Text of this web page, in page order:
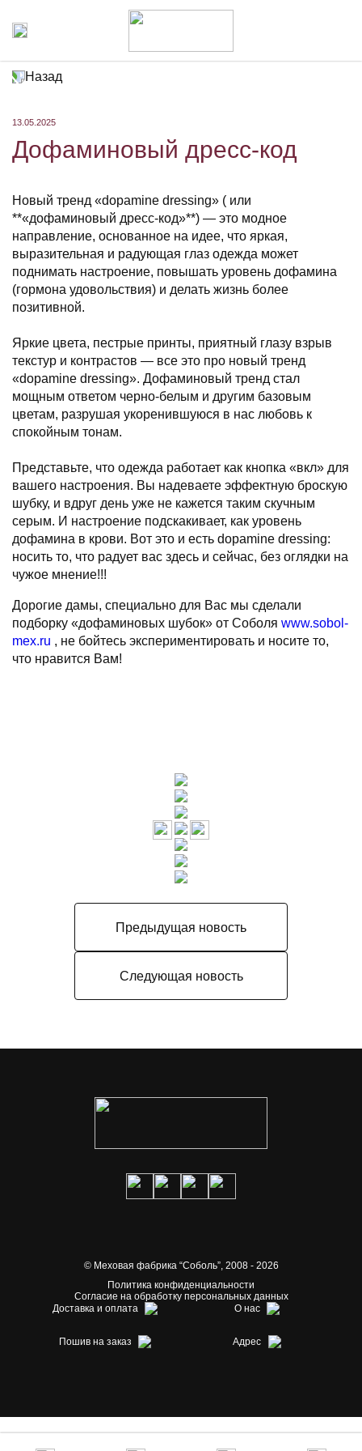
Назад
13.05.2025
Дофаминовый дресс-код
Новый тренд «dopamine dressing» ( или
**«дофаминовый дресс-код»**) — это модное
направление, основанное на идее, что яркая,
выразительная и радующая глаз одежда может
поднимать настроение, повышать уровень дофамина
(гормона удовольствия) и делать жизнь более
позитивной.
Яркие цвета, пестрые принты, приятный глазу взрыв
текстур и контрастов — все это про новый тренд
«dopamine dressing». Дофаминовый тренд стал
мощным ответом черно-белым и другим базовым
цветам, разрушая укоренившуюся в нас любовь к
спокойным тонам.
Представьте, что одежда работает как кнопка «вкл» для
вашего настроения. Вы надеваете эффектную броскую
шубку, и вдруг день уже не кажется таким скучным
серым. И настроение подскакивает, как уровень
дофамина в крови. Вот это и есть dopamine dressing:
носить то, что радует вас здесь и сейчас, без оглядки на
чужое мнение!!!
Дорогие дамы, специально для Вас мы сделали
подборку «дофаминовых шубок» от Соболя www.sobol-
mex.ru , не бойтесь экспериментировать и носите то,
что нравится Вам!
Предыдущая новость
Следующая новость
© Меховая фабрика “Соболь”,2008 - 2026
Политика конфиденциальности
Согласие на обработку персональных данных
Доставка и оплата
О нас
Пошив на заказ Адрес